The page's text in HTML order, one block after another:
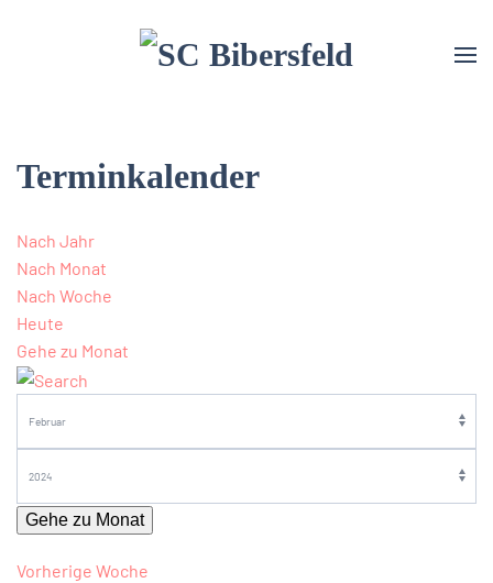
Terminkalender
Nach Jahr
Nach Monat
Nach Woche
Heute
Gehe zu Monat
Gehe zu Monat
Vorherige Woche